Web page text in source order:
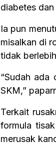
diabetes
Ia pun
misalkan di
tidak
“Sudah ada
SKM,”
Terkait
formula
merusak